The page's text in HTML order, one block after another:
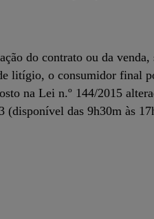
do contrato ou da
litígio, o consumidor final
na Lei n.º 144/2015
(disponível das 9h30m às